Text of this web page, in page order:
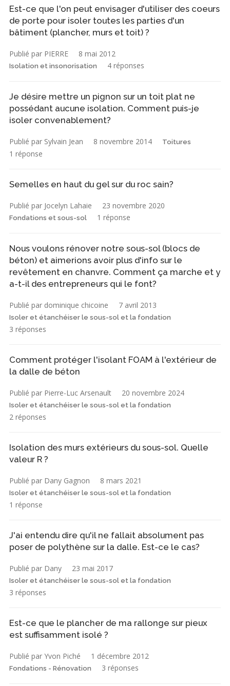
Est-ce que l'on peut envisager d'utiliser des coeurs
de porte pour isoler toutes les parties d'un
bâtiment (plancher, murs et toit) ?
Publié par PIERRE 8 mai 2012
Isolation et insonorisation 4 réponses
Je désire mettre un pignon sur un toit plat ne
possédant aucune isolation. Comment puis-je
isoler convenablement?
Publié par Sylvain Jean 8 novembre 2014 Toitures
1 réponse
Semelles en haut du gel sur du roc sain?
Publié par Jocelyn Lahaie 23 novembre 2020
Fondations et sous-sol 1 réponse
Nous voulons rénover notre sous-sol (blocs de
béton) et aimerions avoir plus d'info sur le
revêtement en chanvre. Comment ça marche et y
a-t-il des entrepreneurs qui le font?
Publié par dominique chicoine 7 avril 2013
Isoler et étanchéiser le sous-sol et la fondation
3 réponses
Comment protéger l'isolant FOAM à l'extérieur de
la dalle de béton
Publié par Pierre-Luc Arsenault 20 novembre 2024
Isoler et étanchéiser le sous-sol et la fondation
2 réponses
Isolation des murs extérieurs du sous-sol. Quelle
valeur R ?
Publié par Dany Gagnon 8 mars 2021
Isoler et étanchéiser le sous-sol et la fondation
1 réponse
J'ai entendu dire qu'il ne fallait absolument pas
poser de polythène sur la dalle. Est-ce le cas?
Publié par Dany 23 mai 2017
Isoler et étanchéiser le sous-sol et la fondation
3 réponses
Est-ce que le plancher de ma rallonge sur pieux
est suffisamment isolé ?
Publié par Yvon Piché 1 décembre 2012
Fondations - Rénovation 3 réponses